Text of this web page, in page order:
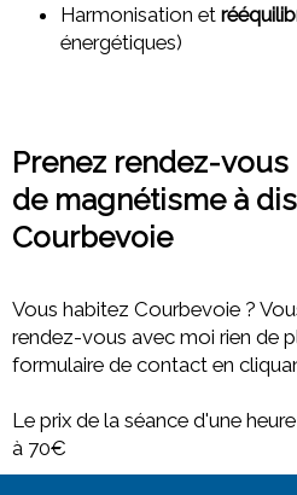
Harmonisation et
énergétiques)
Prenez rendez-
de magnétisme à
Courbevoie
Vous habitez Courbevoie ?
rendez-vous avec moi rien de
formulaire de contact en
Le prix de la séance d'une
à 70€